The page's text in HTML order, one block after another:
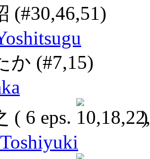
(#30,46,51)
か (#7,15)
( 6 eps.
)